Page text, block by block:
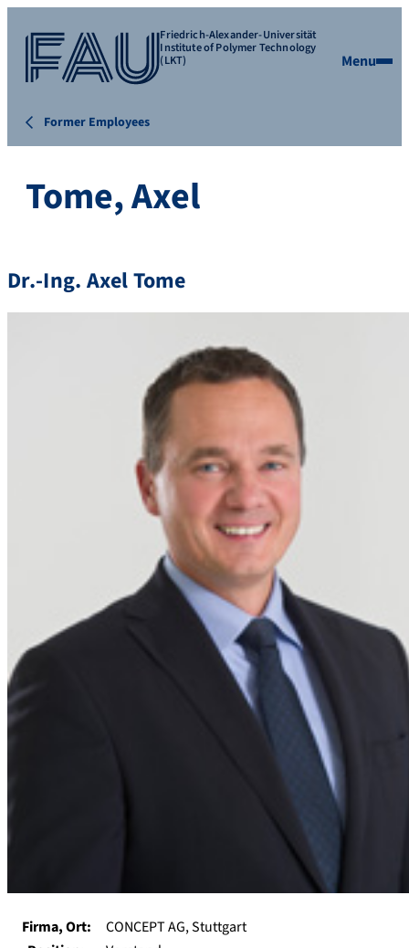
Friedrich-Alexander-Universität
Institute of Polymer Technology
(LKT) Menu
Former Employees
Tome, Axel
Dr.-Ing. AxelTome
Firma, Ort:
CONCEPT AG, Stuttgart